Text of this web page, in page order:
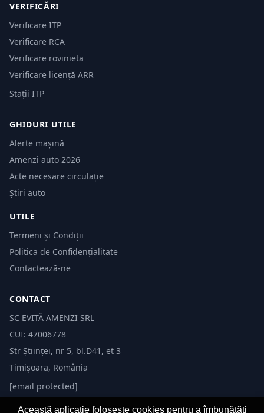
VERIFICĂRI
Verificare ITP
Verificare RCA
Verificare rovinieta
Verificare licență ARR
Stații ITP
GHIDURI UTILE
Alerte mașină
Amenzi auto 2026
Acte necesare circulație
Știri auto
UTILE
Termeni și Condiții
Politica de Confidențialitate
Contactează-ne
CONTACT
SC EVITĂ AMENZI SRL
CUI: 47006778
Str Științei, nr 5, bl.D41, et 3
Timișoara, România
[email protected]
Această aplicație folosește cookies pentru a îmbunătăți